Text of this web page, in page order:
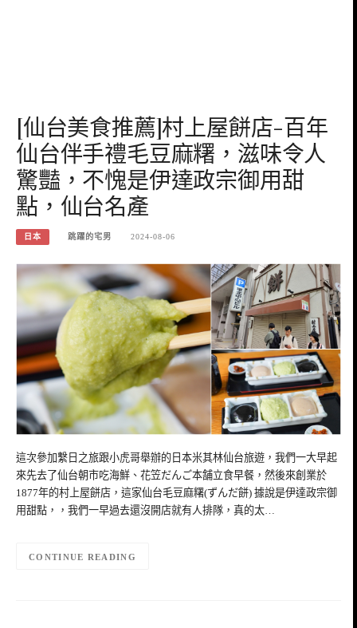
[仙台美食推薦]村上屋餅店-百年
仙台伴手禮毛豆麻糬，滋味令人
驚豔，不愧是伊達政宗御用甜
點，仙台名產
日本 跳躍的宅男 2024-08-06
這次參加繫日之旅跟小虎哥舉辦的日本米其林仙台旅遊，我們一大早起
來先去了仙台朝市吃海鮮、花笠だんご本舗立食早餐，然後來創業於
1877年的村上屋餅店，這家仙台毛豆麻糬(ずんだ餅) 據說是伊達政宗御
用甜點，，我們一早過去還沒開店就有人排隊，真的太…
CONTINUE READING